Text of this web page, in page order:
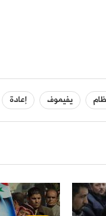
يفيموف إعادة